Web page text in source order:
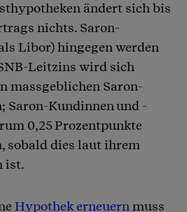
ändert sich bis
nichts. Saron-
Libor) hingegen werden
Leitzins wird sich
massgeblichen Saron-
Saron-Kundinnen und -
0,25 Prozentpunkte
sobald dies laut ihrem
ist.
Hypothek erneuernmuss